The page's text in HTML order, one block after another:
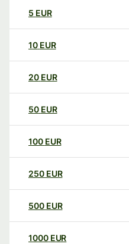
5 EUR
10 EUR
20 EUR
50 EUR
100 EUR
250 EUR
500 EUR
1000 EUR